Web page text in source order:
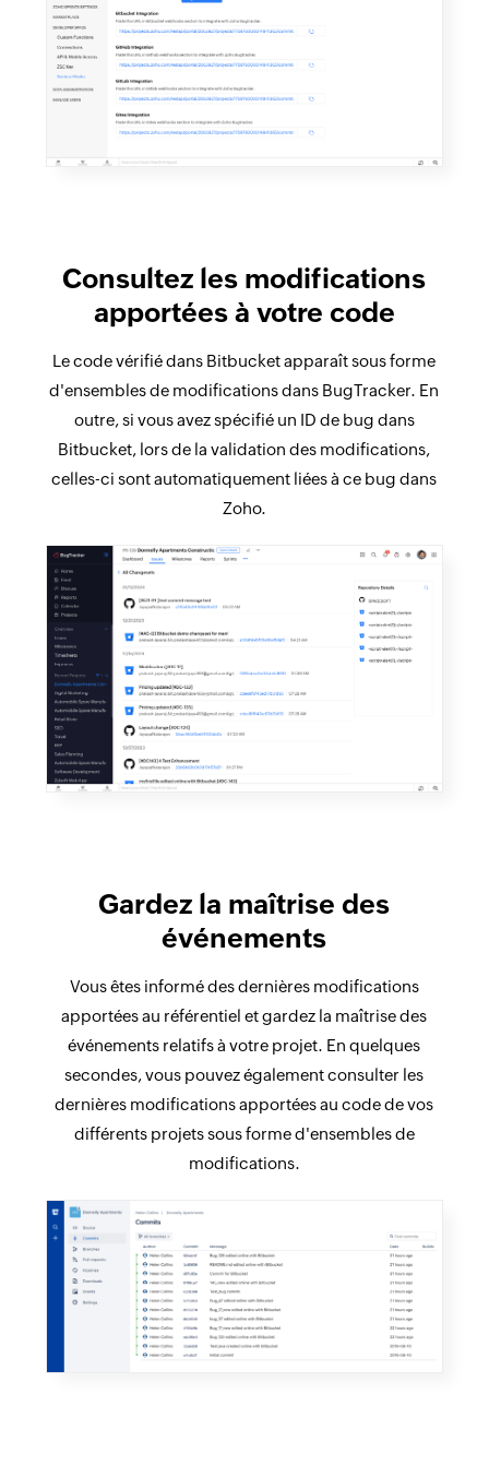
Consultez les modifications
apportées à votre code
Le code vérifié dans Bitbucket apparaît sous forme
d'ensembles de modifications dans BugTracker. En
outre, si vous avez spécifié un ID de bug dans
Bitbucket, lors de la validation des modifications,
celles-ci sont automatiquement liées à ce bug dans
Zoho.
Gardez la maîtrise des
événements
Vous êtes informé des dernières modifications
apportées au référentiel et gardez la maîtrise des
événements relatifs à votre projet. En quelques
secondes, vous pouvez également consulter les
dernières modifications apportées au code de vos
différents projets sous forme d'ensembles de
modifications.